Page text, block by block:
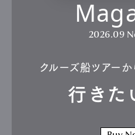
Pen
2026.09
クルーズ船ツアー
行きた